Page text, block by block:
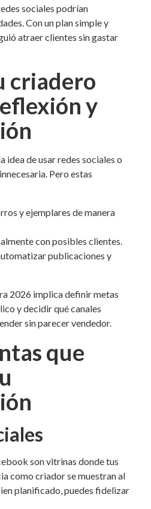
sociales podrían
Con un plan simple y
atraer clientes sin gastar
criadero
y
idea de usar redes sociales o
Pero estas
y ejemplares de manera
con posibles clientes.
publicaciones y
2026 implica definir metas
y decidir qué canales
sin parecer vendedor.
que
son vitrinas donde tus
como criador se muestran al
planificado, puedes fidelizar